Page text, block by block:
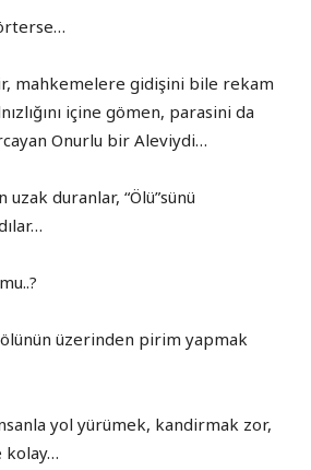
mahkemelere gidişini bile rekam
içine gömen, parasini da
Onurlu bir Aleviydi…
uzak duranlar, “Ölü”sünü
üzerinden pirim yapmak
yol yürümek, kandirmak zor,
kolay…